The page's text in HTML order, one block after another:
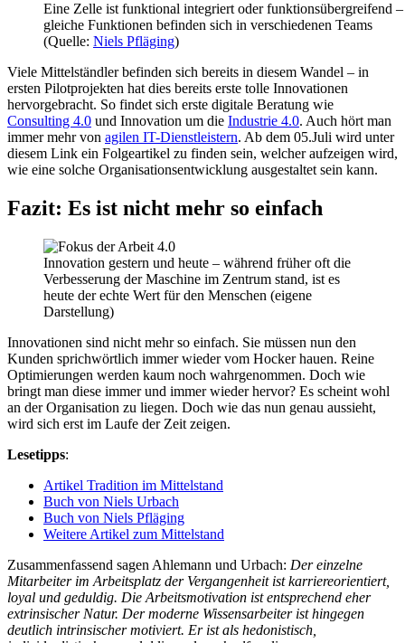
Eine Zelle ist funktional integriert oder funktionsübergreifend –
gleiche Funktionen befinden sich in verschiedenen Teams
(Quelle: Niels Pfläging)
Viele Mittelständler befinden sich bereits in diesem Wandel – in
ersten Pilotprojekten hat dies bereits erste tolle Innovationen
hervorgebracht. So findet sich erste digitale Beratung wie
Consulting 4.0 und Innovation um die Industrie 4.0. Auch hört man
immer mehr von agilen IT-Dienstleistern. Ab dem 05.Juli wird unter
diesem Link ein Folgeartikel zu finden sein, welcher aufzeigen wird,
wie eine solche Organisationsentwicklung ausgestaltet sein kann.
Fazit: Es ist nicht mehr so einfach
Innovation gestern und heute – während früher oft die
Verbesserung der Maschine im Zentrum stand, ist es
heute der echte Wert für den Menschen (eigene
Darstellung)
Innovationen sind nicht mehr so einfach. Sie müssen nun den
Kunden sprichwörtlich immer wieder vom Hocker hauen. Reine
Optimierungen werden kaum noch wahrgenommen. Doch wie
bringt man diese immer und immer wieder hervor? Es scheint wohl
an der Organisation zu liegen. Doch wie das nun genau aussieht,
wird sich erst im Laufe der Zeit zeigen.
Lesetipps:
Artikel Tradition im Mittelstand
Buch von Niels Urbach
Buch von Niels Pfläging
Weitere Artikel zum Mittelstand
Zusammenfassend sagen Ahlemann und Urbach: Der einzelne
Mitarbeiter im Arbeitsplatz der Vergangenheit ist karriereorientiert,
loyal und geduldig. Die Arbeitsmotivation ist entsprechend eher
extrinsischer Natur. Der moderne Wissensarbeiter ist hingegen
deutlich intrinsischer motiviert. Er ist als hedonistisch,